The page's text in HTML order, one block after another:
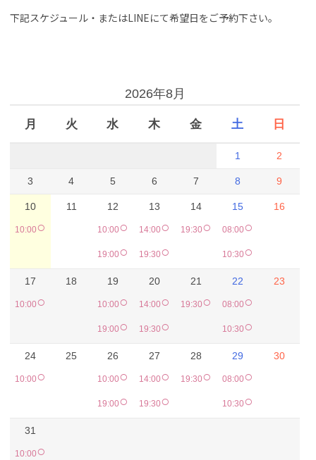
下記スケジュール・またはLINEにて希望日をご予約下さい。
2026年8月
月 火 水 木 金 土 日
1 2
3 4 5 6 7 8 9
10
10:00○
11 12
10:00○
19:00○
13
14:00○
19:30○
14
19:30○
15
08:00○
10:30○
16
17
10:00○
18 19
10:00○
19:00○
20
14:00○
19:30○
21
19:30○
22
08:00○
10:30○
23
24
10:00○
25 26
10:00○
19:00○
27
14:00○
19:30○
28
19:30○
29
08:00○
10:30○
30
31
10:00○